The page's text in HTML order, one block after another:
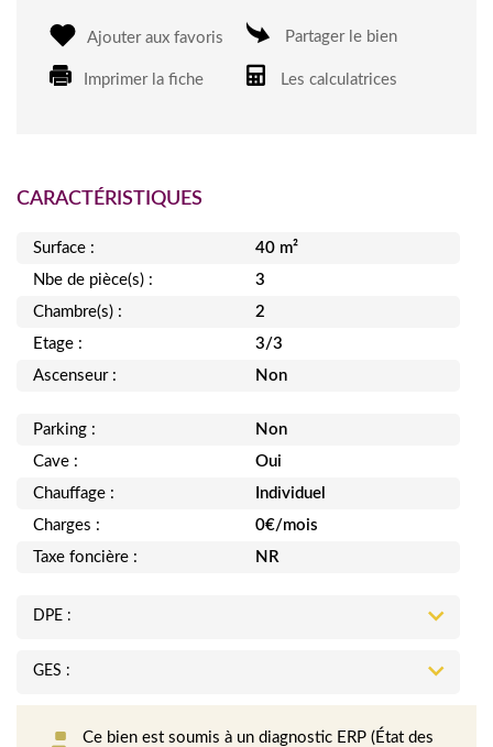
Ajouter aux favoris Partager le bien
Imprimer la fiche Les calculatrices
CARACTÉRISTIQUES
Surface :
40 m²
Nbe de pièce(s) :
3
Chambre(s) :
2
Etage :
3/3
Ascenseur :
Non
Parking :
Non
Cave :
Oui
Chauffage :
Individuel
Charges :
0€/mois
Taxe foncière :
NR
DPE :
GES :
Ce bien est soumis à un diagnostic ERP (État des